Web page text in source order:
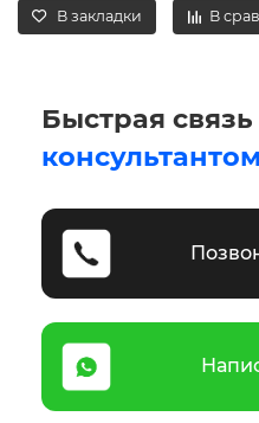
В закладки В
Быстрая связь
консультантом